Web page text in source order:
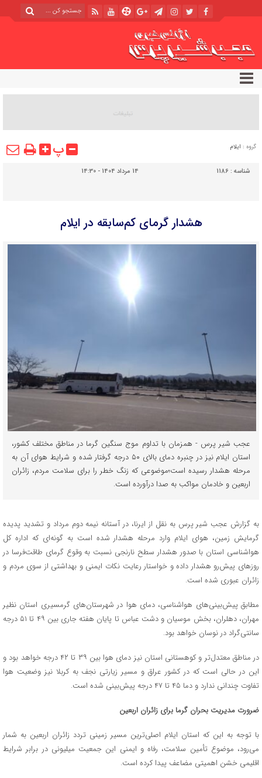
گروه : ایلام پ
شناسه : 1186 14 مرداد 1404 - 14:30
هشدار گرمای کم‌سابقه در ایلام
عجب شیر پرس - همزمان با تداوم موج سنگین گرما در مناطق مختلف کشور،
استان ایلام نیز در چنبره دمای بالای ۵۰ درجه گرفتار شده و شرایط هوای آن به
مرحله هشدار رسیده است؛موضوعی که زنگ خطر را برای سلامت مردم، زائران
اربعین و خادمان مواکب به صدا درآورده است.
به گزارش عجب شیر پرس به نقل از ایرنا، در آستانه نیمه دوم مرداد و تشدید پدیده
گرمایش زمین، هوای ایلام وارد مرحله‌ هشدار شده است به‌ گونه‌ای که اداره کل
هواشناسی استان با صدور هشدار سطح نارنجی نسبت به وقوع گرمای طاقت‌فرسا در
روزهای پیش‌رو هشدار داده و خواستار رعایت نکات ایمنی و بهداشتی از سوی مردم و
زائران عبوری شده است.
مطابق پیش‌بینی‌های هواشناسی، دمای هوا در شهرستان‌های گرمسیری استان نظیر
مهران، دهلران، بخش موسیان و دشت عباس تا پایان هفته جاری بین ۴۹ تا ۵۱ درجه
سانتی‌گراد در نوسان خواهد بود.
در مناطق معتدل‌تر و کوهستانی استان نیز دمای هوا بین ۳۹ تا ۴۲ درجه خواهد بود و
این در حالی است که در کشور عراق و مسیر زیارتی نجف به کربلا نیز وضعیت هوا
تفاوت چندانی ندارد و دما ۴۵ تا ۴۷ درجه پیش‌بینی شده است.
ضرورت مدیریت بحران گرما برای زائران اربعین
با توجه به این که استان ایلام اصلی‌ترین مسیر زمینی تردد زائران اربعین به شمار
می‌رود، موضوع تأمین سلامت، رفاه و ایمنی این جمعیت میلیونی در برابر شرایط
اقلیمی خشن اهمیتی مضاعف پیدا کرده است.